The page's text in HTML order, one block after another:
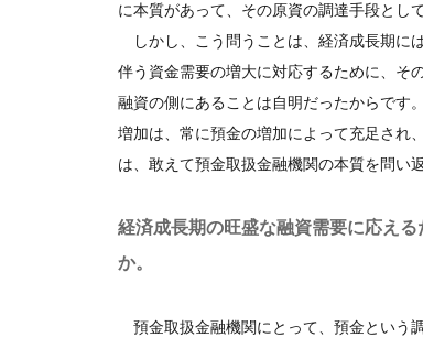
に本質があって、その原資の調達手段とし
しかし、こう問うことは、経済成長期に
伴う資金需要の増大に対応するために、そ
融資の側にあることは自明だったからです
増加は、常に預金の増加によって充足され
は、敢えて預金取扱金融機関の本質を問い
経済成長期の旺盛な融資需要に応え
か。
預金取扱金融機関にとって、預金という